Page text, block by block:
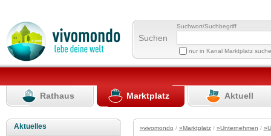
Suchen
Suchwort/Suchbegriff
nur in Kanal Marktplatz
Rathaus Marktplatz Aktuell
Aktuelles
»vivomondo / »Marktplatz/ »Unternehmen /